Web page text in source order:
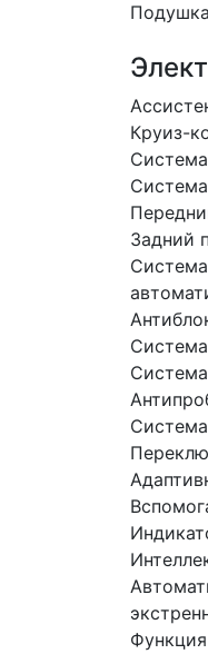
Круиз-
Задний